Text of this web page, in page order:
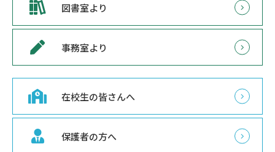
図書室より
事務室より
在校生の皆さんへ
保護者の方へ